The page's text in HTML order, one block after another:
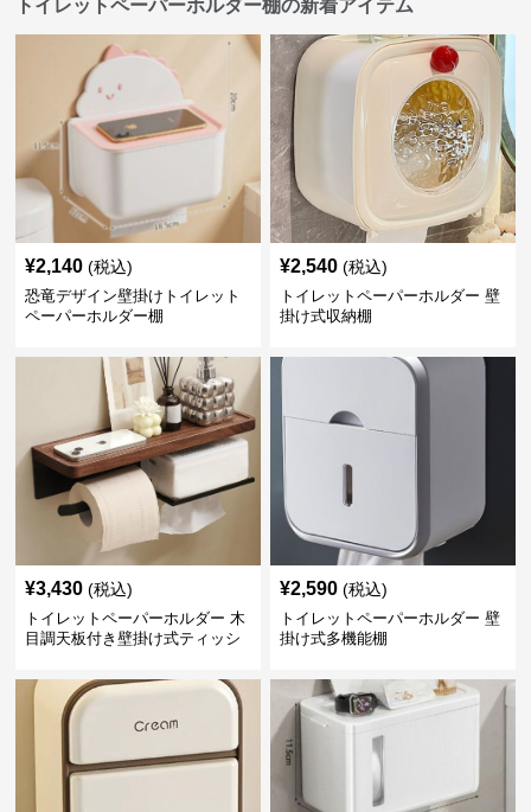
トイレットペーパーホルダー棚の新着アイテム
¥2,140 (税込)
恐竜デザイン壁掛けトイレット
ペーパーホルダー棚
¥2,540 (税込)
トイレットペーパーホルダー 壁
掛け式収納棚
¥3,430 (税込)
トイレットペーパーホルダー 木
目調天板付き壁掛け式ティッシ
¥2,590 (税込)
トイレットペーパーホルダー 壁
掛け式多機能棚